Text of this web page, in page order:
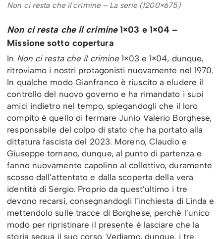
Non ci resta che il crimine – La serie (1200×675)
Non ci resta che il crimine1×03 e 1×04 –
Missione sotto copertura
In Non ci resta che il crimine1×03 e 1×04, dunque,
ritroviamo i nostri protagonisti nuovamente nel 1970.
In qualche modo Gianfranco è riuscito a eludere il
controllo del nuovo governo e ha rimandato i suoi
amici indietro nel tempo, spiegandogli che il loro
compito è quello di fermare Junio Valerio Borghese,
responsabile del colpo di stato che ha portato alla
dittatura fascista del 2023. Moreno, Claudio e
Giuseppe tornano, dunque, al punto di partenza e
fanno nuovamente capolino al collettivo, duramente
scosso dall’attentato e dalla scoperta della vera
identità di Sergio. Proprio da quest’ultimo i tre
devono recarsi, consegnandogli l’inchiesta di Linda e
mettendolo sulle tracce di Borghese, perché l’unico
modo per ripristinare il presente è lasciare che la
storia segua il suo corso. Vediamo, dunque, i tre